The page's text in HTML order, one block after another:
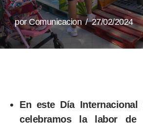
por Comunicacion 27/02/2024
En este Día Internacional
celebramos la labor de